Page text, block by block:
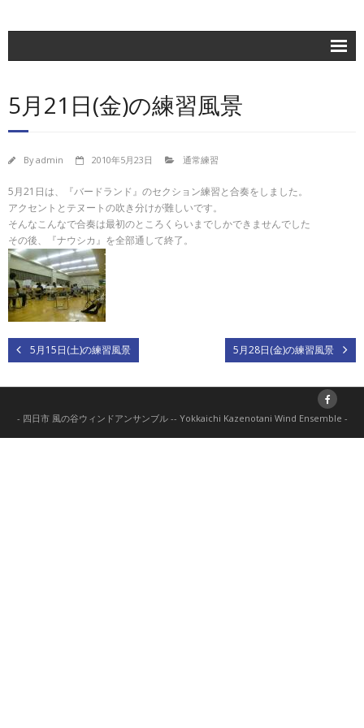
楽団紹介
ブログ
お問合せ
団員専用
5月21日(金)の練習風景
Byadmin 2010年5月23日 通常練習
5月21日は、『バードランド』のセクション練習と合奏をしました。
アクセントとテヌートの吹き分けが難しいです。
そんなこんなで合奏は最初のところくらいまでしかできませんでした
その後、『ナウシカ』を全部通して終了。
5月15日(土)の練習風景 5月28日(金)の練習風景
- 四日市 風の谷ウィンドアンサンブル -- Yokkaichi Kazenotani Wind Ensemble -